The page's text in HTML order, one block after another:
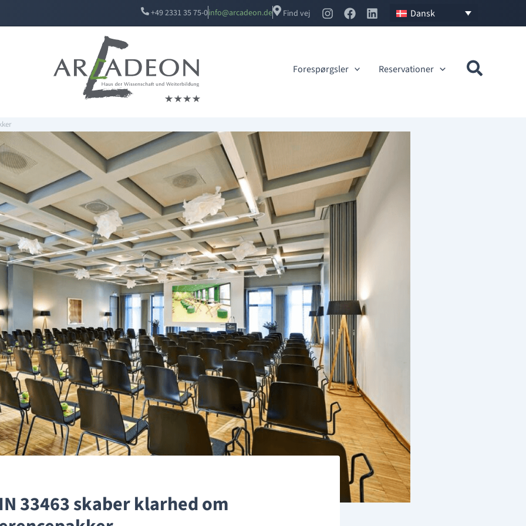
+49 2331 35 75-0 ed.no
edacr
a@ofn
i Find vej Dansk
Forespørgsler Reservationer
33463 skaber klarhed om